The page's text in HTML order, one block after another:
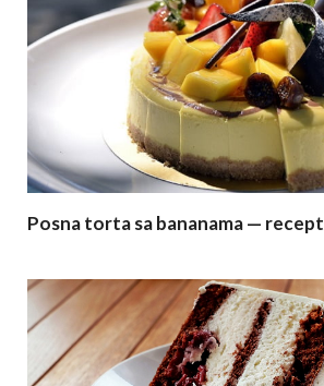
Posna torta sa bananama — recept